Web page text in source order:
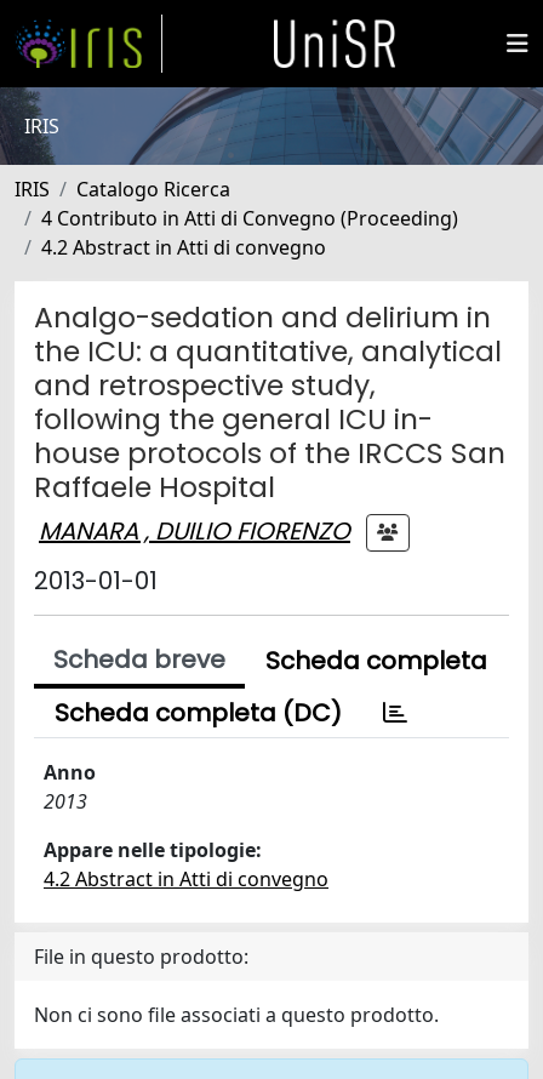
IRIS
IRIS
Catalogo Ricerca
4 Contributo in Atti di Convegno (Proceeding)
4.2 Abstract in Atti di convegno
Analgo-sedation and delirium in
the ICU: a quantitative, analytical
and retrospective study,
following the general ICU in-
house protocols of the IRCCS San
Raffaele Hospital
MANARA , DUILIO FIORENZO
2013-01-01
Scheda breve
Scheda completa
Scheda completa (DC)
Anno
2013
Appare nelle tipologie:
4.2 Abstract in Atti di convegno
File in questo prodotto:
Non ci sono file associati a questo prodotto.